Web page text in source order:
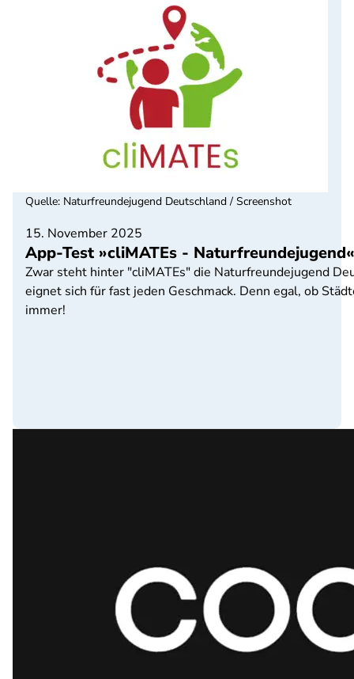
15. November 2025
App-Test »cliMATEs -
Zwar steht hinter "cliMATEs" die Naturfreundejugend
eignet sich für fast jeden Geschmack. Denn egal, ob
immer!
Quelle: Naturfreundejugend Deutschland / Screenshot